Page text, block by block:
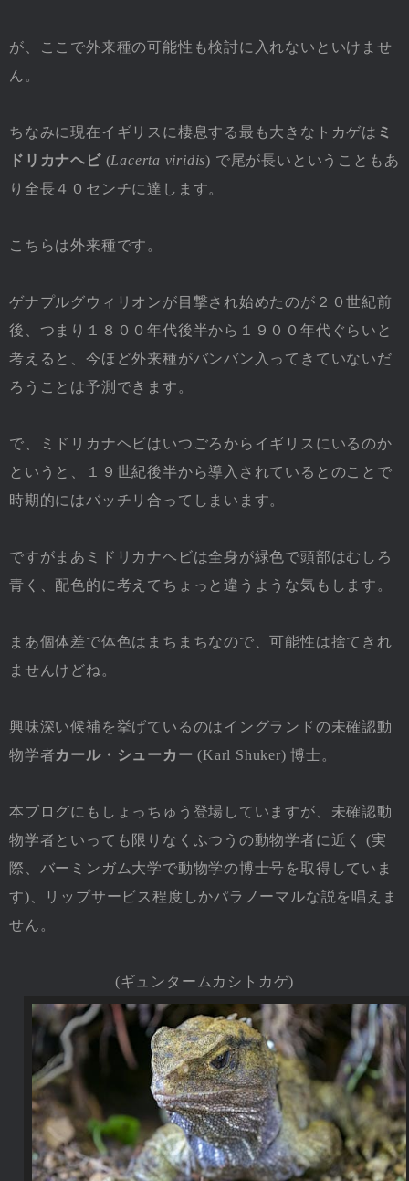
が、ここで外来種の可能性も検討に入れないといけませ
ん。
ちなみに現在イギリスに棲息する最も大きなトカゲは ミ
ドリカナヘビ(Lacerta viridis) で尾が長いということもあ
り全長４０センチに達します。
こちらは外来種です。
ゲナプルグウィリオンが目撃され始めたのが２０世紀前
後、つまり１８００年代後半から１９００年代ぐらいと
考えると、今ほど外来種がバンバン入ってきていないだ
ろうことは予測できます。
で、ミドリカナヘビはいつごろからイギリスにいるのか
というと、１９世紀後半から導入されているとのことで
時期的にはバッチリ合ってしまいます。
ですがまあミドリカナヘビは全身が緑色で頭部はむしろ
青く、配色的に考えてちょっと違うような気もします。
まあ個体差で体色はまちまちなので、可能性は捨てきれ
ませんけどね。
興味深い候補を挙げているのはイングランドの未確認動
物学者カール・シューカー (Karl Shuker) 博士。
本ブログにもしょっちゅう登場していますが、未確認動
物学者といっても限りなくふつうの動物学者に近く (実
際、バーミンガム大学で動物学の博士号を取得していま
す)、リップサービス程度しかパラノーマルな説を唱えま
せん。
(ギュンタームカシトカゲ)